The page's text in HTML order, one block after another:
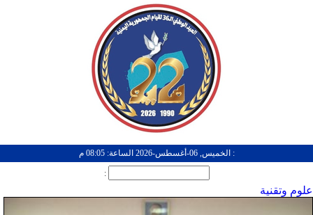
: الخميس, 06-أغسطس-2026 الساعة: 08:05 م
:
علوم وتقنية